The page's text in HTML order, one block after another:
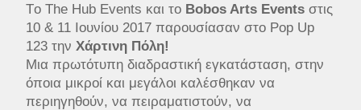
Τo The Hub Events και το Bobos Arts Events στις
10 & 11 Ιουνίου 2017 παρουσίασαν στο Pop Up
123 τηνΧάρτινη Πόλη!
Μια πρωτότυπη διαδραστική εγκατάσταση, στην
όποια μικροί και μεγάλοι καλέσθηκαν να
περιηγηθούν, να πειραματιστούν, να